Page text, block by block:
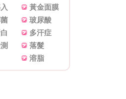
黃金面膜
玻尿酸
多汗症
落髮
溶脂